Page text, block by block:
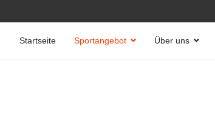
Startseite Sportangebot Über uns